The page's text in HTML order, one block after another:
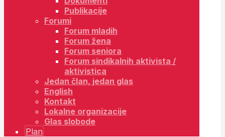
Publikacije
Forumi
Forum mladih
Forum žena
Forum seniora
Forum sindikalnih aktivista /
aktivistica
Jedan član, jedan glas
English
Kontakt
Lokalne organizacije
Glas slobode
Plan